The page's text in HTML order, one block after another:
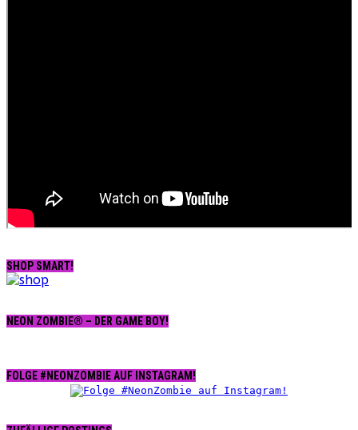
SHOP SMART!
NEON ZOMBIE® – DER GAME BOY!
FOLGE #NEONZOMBIE AUF INSTAGRAM!